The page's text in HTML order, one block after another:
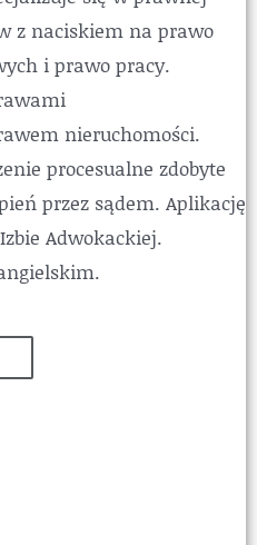
z naciskiem na prawo
i prawo pracy.
nieruchomości.
procesualne zdobyte
przez sądem. Aplikację
Adwokackiej.